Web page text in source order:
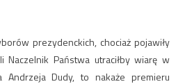
prezydenckich, chociaż pojawiły
Naczelnik Państwa utraciłby wiarę w
Andrzeja Dudy, to nakaże premieru